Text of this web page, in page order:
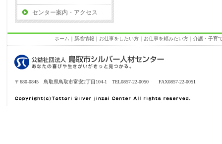
センター案内・アクセス
ホーム ｜ 新着情報 ｜ お仕事をしたい方 ｜ お仕事を頼みたい方 ｜ 介護・子育
〒680-0845 鳥取県鳥取市富安2丁目104-1 TEL0857-22-0050 FAX0857-22-0051